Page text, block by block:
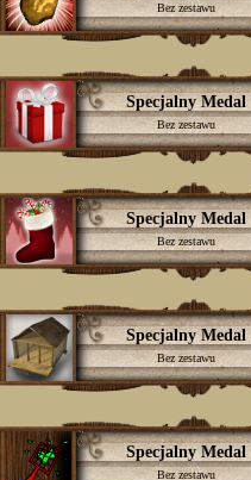
Bez zestawu
Specjalny Medal
Bez zestawu
Specjalny Medal
Bez zestawu
Specjalny Medal
Bez zestawu
Specjalny Medal
Bez zestawu